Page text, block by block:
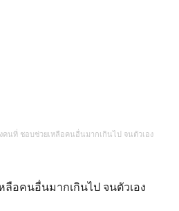
คนที่ ชอบช่วยเหลือคนอื่นมากเกินไป จนตัวเอง
อคนอื่นมากเกินไป จนตัวเอง